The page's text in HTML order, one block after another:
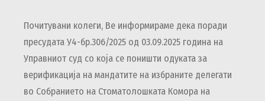
Почитувани колеги, Ве информираме дека поради
пресудата У4-бр.306/2025 од 03.09.2025 година на
Управниот суд со која се поништи одуката за
верификација на мандатите на избраните делегати
во Собранието на Стоматолошката Комора на